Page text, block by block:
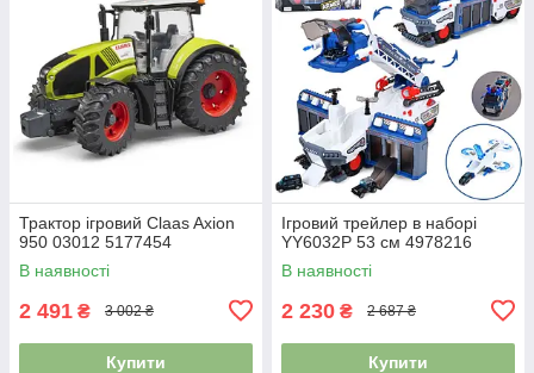
Трактор ігровий Claas Axion
950 03012 5177454
В наявності
2 491 ₴ 3 002 ₴
Купити
Ігровий трейлер в наборі
YY6032P 53 см 4978216
В наявності
2 230 ₴ 2 687 ₴
Купити